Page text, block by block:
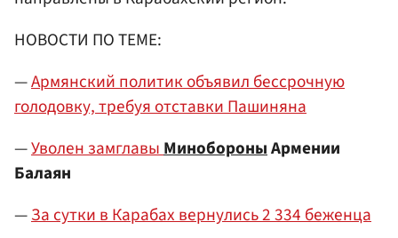
НОВОСТИ ПО ТЕМЕ:
—Армянский политик объявил бессрочную
голодовку, требуя отставки Пашиняна
—Уволен замглавыМинобороныАрмении
Балаян
—За сутки в Карабах вернулись 2 334 беженца